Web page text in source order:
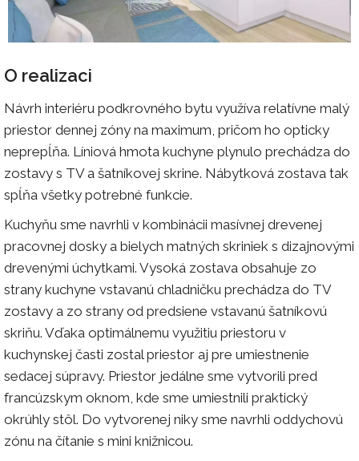
O realizaci
Návrh interiéru podkrovného bytu využíva relatívne malý
priestor dennej zóny na maximum, pričom ho opticky
neprepĺňa. Líniová hmota kuchyne plynulo prechádza do
zostavy s TV a šatníkovej skrine. Nábytková zostava tak
spĺňa všetky potrebné funkcie.
Kuchyňu sme navrhli v kombinácii masívnej drevenej
pracovnej dosky a bielych matných skriniek s dizajnovými
drevenými úchytkami. Vysoká zostava obsahuje zo
strany kuchyne vstavanú chladničku prechádza do TV
zostavy a zo strany od predsiene vstavanú šatníkovú
skriňu. Vďaka optimálnemu využitiu priestoru v
kuchynskej časti zostal priestor aj pre umiestnenie
sedacej súpravy. Priestor jedálne sme vytvorili pred
francúzskym oknom, kde sme umiestnili praktický
okrúhly stôl. Do vytvorenej niky sme navrhli oddychovú
zónu na čítanie s mini knižnicou.